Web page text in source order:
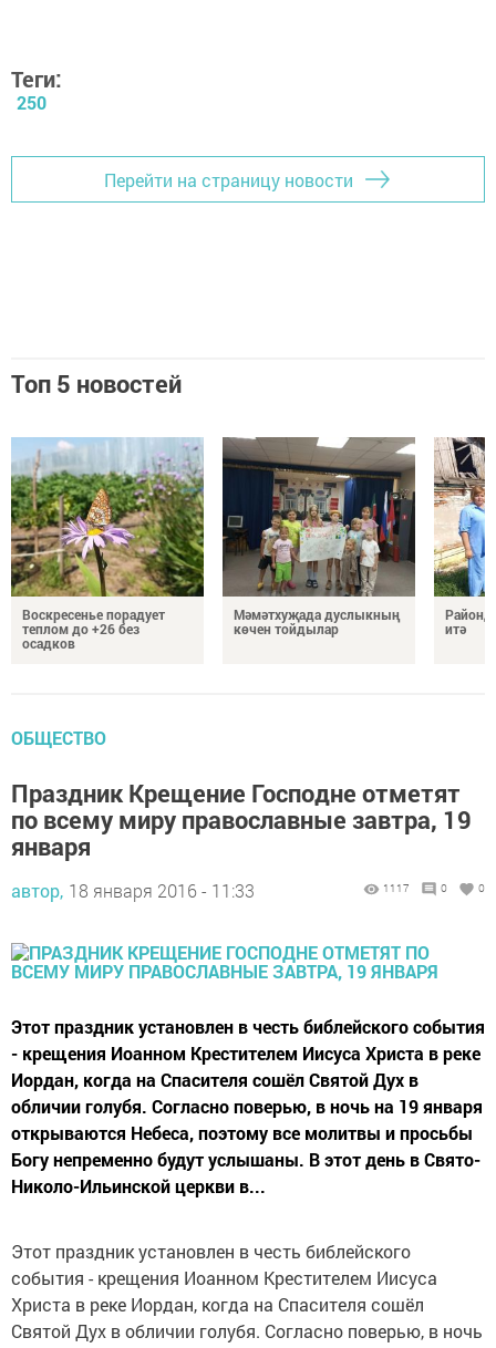
Теги:
250
Перейти на страницу новости
Топ 5 новостей
Воскресенье порадует
теплом до +26 без
осадков
Мәмәтхуҗада дуслыкның
көчен тойдылар
итә
ОБЩЕСТВО
Праздник Крещение Господне отметят
по всему миру православные завтра, 19
января
автор, 18 января 2016 - 11:33 1117 0 0
Этот праздник установлен в честь библейского события
- крещения Иоанном Крестителем Иисуса Христа в реке
Иордан, когда на Спасителя сошёл Святой Дух в
обличии голубя. Согласно поверью, в ночь на 19 января
открываются Небеса, поэтому все молитвы и просьбы
Богу непременно будут услышаны. В этот день в Свято-
Николо-Ильинской церкви в...
Этот праздник установлен в честь библейского
события - крещения Иоанном Крестителем Иисуса
Христа в реке Иордан, когда на Спасителя сошёл
Святой Дух в обличии голубя. Согласно поверью, в ночь